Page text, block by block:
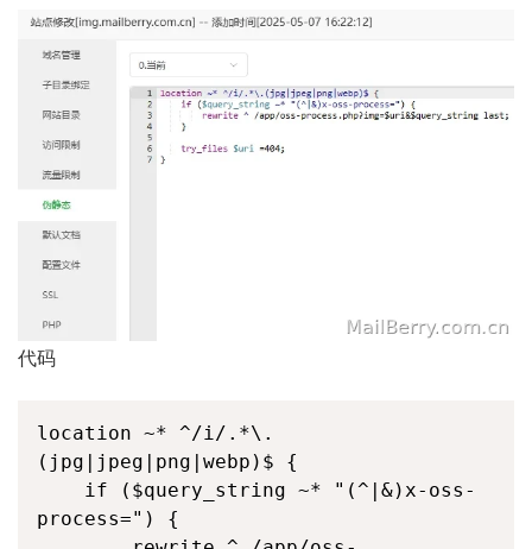
代码
location ~* ^/i/.*\.
(jpg|jpeg|png|webp)$ {
process=") {